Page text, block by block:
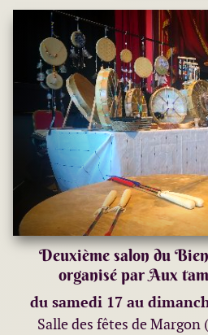
Deuxième salon du
organisé par Aux
du samedi 17 au
Salle des fêtes de Margon